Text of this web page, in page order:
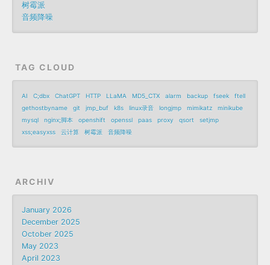
树霉派
音频降噪
TAG CLOUD
AI C;dbx ChatGPT HTTP LLaMA MD5_CTX alarm backup fseek
ftell
gethostbyname
git jmp_buf k8s linux录音 longjmp mimikatz
minikube
mysql
nginx;脚本 openshift openssl paas proxy qsort
setjmp
xss;easyxss
云计算 树霉派 音频降噪
ARCHIV
January 2026
December 2025
October 2025
May 2023
April 2023